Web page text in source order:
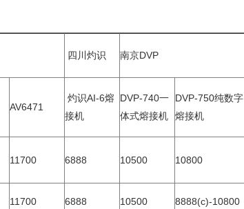
四川灼识 南京DVP
AV6471
灼识AI-6熔
接机
DVP-740一
体式熔接机
DVP-750纯数字
熔接机
11700 6888 10500 10800
11700 6888 10500 8888(c)-10800